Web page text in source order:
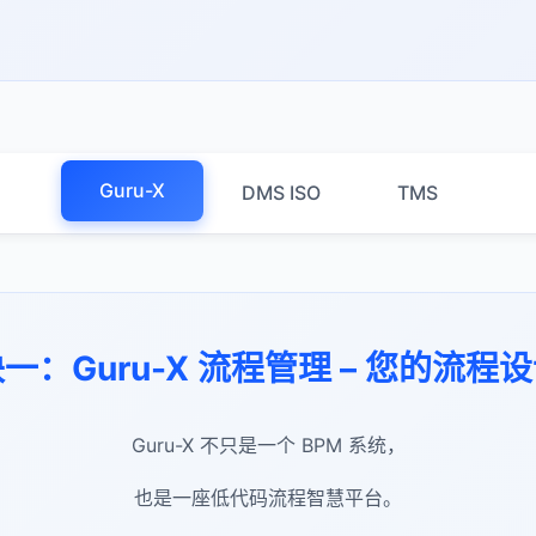
Guru-X DMS ISO TMS
：Guru-X 流程管理 – 您的流程
Guru-X 不只是一个 BPM 系统，
也是一座低代码流程智慧平台。